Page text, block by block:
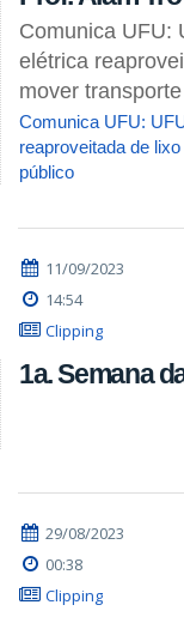
Comunica UFU:
elétrica
mover
Comunica UFU:
reaproveitada de
público
11/09/2023
14:54
Clipping
1a. Semana
29/08/2023
00:38
Clipping